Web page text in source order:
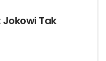
Jokowi Tak